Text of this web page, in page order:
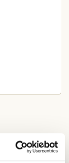
slice off